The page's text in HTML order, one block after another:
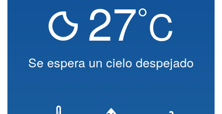
27°C
Se espera un cielo despejado